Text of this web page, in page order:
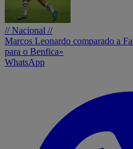
// Nacional //
Marcos Leonardo comparado a
para o Benfica»
WhatsApp